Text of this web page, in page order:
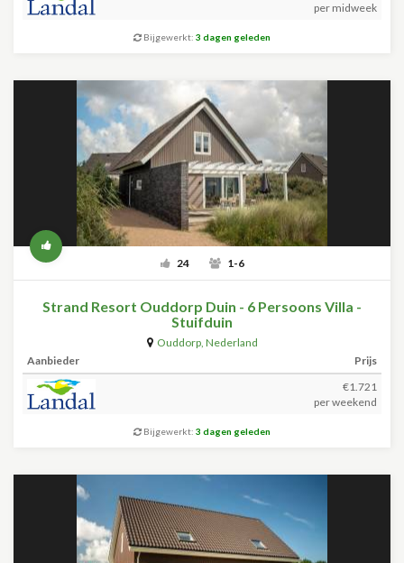
per midweek
Bijgewerkt: 3 dagen geleden
24 1-6
Strand Resort Ouddorp Duin - 6 Persoons Villa -
Stuifduin
Ouddorp, Nederland
Aanbieder
Prijs
€1.721
per weekend
Bijgewerkt: 3 dagen geleden